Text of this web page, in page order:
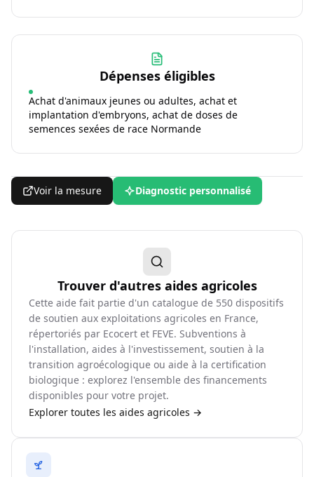
Dépenses éligibles
Achat d'animaux jeunes ou adultes, achat et
implantation d'embryons, achat de doses de
semences sexées de race Normande
Voir la mesure Diagnostic personnalisé
Trouver d'autres aides agricoles
Cette aide fait partie d'un catalogue de 550 dispositifs
de soutien aux exploitations agricoles en France,
répertoriés par Ecocert et FEVE. Subventions à
l'installation, aides à l'investissement, soutien à la
transition agroécologique ou aide à la certification
biologique : explorez l'ensemble des financements
disponibles pour votre projet.
Explorer toutes les aides agricoles →